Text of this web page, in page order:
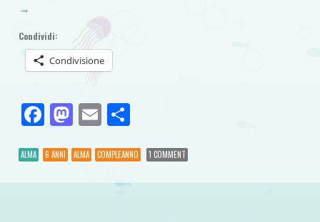
→
Condividi:
Condivisione
Facebook
Mastodon
EmailCondividi
ALMA 6 ANNI ALMA COMPLEANNO 1 COMMENT